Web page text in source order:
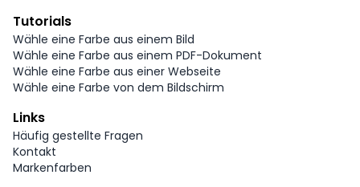
Tutorials
Wähle eine Farbe aus einem Bild
Wähle eine Farbe aus einem PDF-Dokument
Wähle eine Farbe aus einer Webseite
Wähle eine Farbe von dem Bildschirm
Links
Häufig gestellte Fragen
Kontakt
Markenfarben